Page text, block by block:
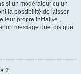
si un modérateur ou un
la possibilité de laisser
leur propre initiative.
un message une fois que
?